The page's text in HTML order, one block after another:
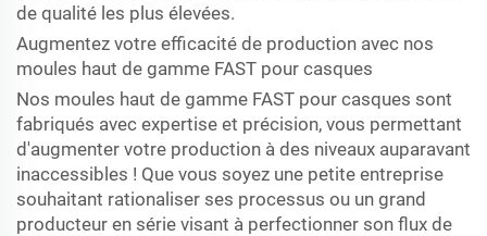
de qualité les plus élevées.
Augmentez votre efficacité de production avec nos
moules haut de gamme FAST pour casques
Nos moules haut de gamme FAST pour casques sont
fabriqués avec expertise et précision, vous permettant
d'augmenter votre production à des niveaux auparavant
inaccessibles ! Que vous soyez une petite entreprise
souhaitant rationaliser ses processus ou un grand
producteur en série visant à perfectionner son flux de